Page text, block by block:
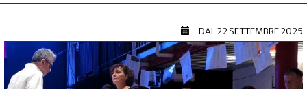
DAL22 SETTEMBRE 2025